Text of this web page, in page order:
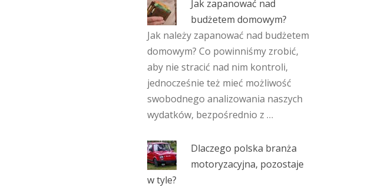
Jak zapanować nad
budżetem domowym?
Jak należy zapanować nad budżetem
domowym? Co powinniśmy zrobić,
aby nie stracić nad nim kontroli,
jednocześnie też mieć możliwość
swobodnego analizowania naszych
wydatków, bezpośrednio z …
Dlaczego polska branża
motoryzacyjna, pozostaje
w tyle?